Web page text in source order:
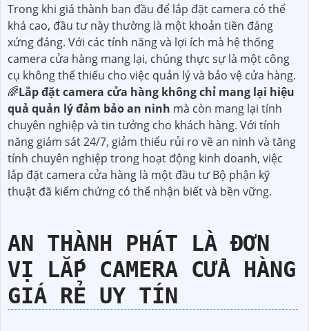
Trong khi giá thành ban đầu để lắp đặt camera có thể
khá cao, đầu tư này thường là một khoản tiền đáng
xứng đáng. Với các tính năng và lợi ích mà hệ thống
camera cửa hàng mang lại, chúng thực sự là một công
cụ không thể thiếu cho việc quản lý và bảo vệ cửa hàng.
🌈Lắp đặt camera cửa hàng không chỉ mang lại hiệu
quả quản lý đảm bảo an ninh mà còn mang lại tính
chuyên nghiệp và tin tưởng cho khách hàng. Với tính
năng giám sát 24/7, giảm thiểu rủi ro về an ninh và tăng
tính chuyên nghiệp trong hoạt động kinh doanh, việc
lắp đặt camera cửa hàng là một đầu tư Bộ phận kỹ
thuật đã kiểm chứng có thể nhận biết và bền vững.
AN THÀNH PHÁT LÀ ĐƠN
VỊ LẮP CAMERA CỬA HÀNG
GIÁ RẺ UY TÍN